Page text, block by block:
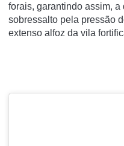
forais, garantindo assim,
sobressalto pela pressão
extenso alfoz da vila